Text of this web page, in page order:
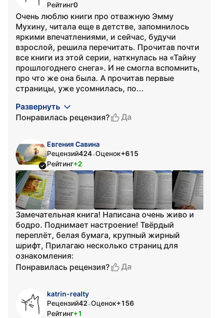
Рейтинг0
Очень люблю книги про отважную Эмму
Мухину, читала еще в детстве, запомнилось
яркими впечатлениями, и сейчас, будучи
взрослой, решила перечитать. Прочитав почти
все книги из этой серии, наткнулась на «Тайну
прошлогоднего снега». И не смогла вспомнить,
про что же она была. А прочитав первые
страницы, уже усомнилась, по...
Развернуть
Понравилась рецензия?
Да
Евгения Савина
Рецензий424•Оценок+615
Рейтинг+2
Замечательная книга! Написана очень живо и
бодро. Поднимает настроение! Твёрдый
переплёт, белая бумага, крупный жирный
шрифт, Прилагаю несколько страниц для
ознакомления:
Понравилась рецензия?
Да
katrin-realty
Рецензий42•Оценок+156
Рейтинг+1